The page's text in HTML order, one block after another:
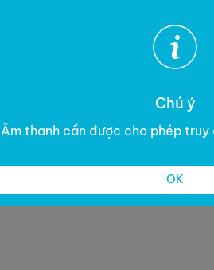
Chú ý
Âm thanh cần được cho phép
OK